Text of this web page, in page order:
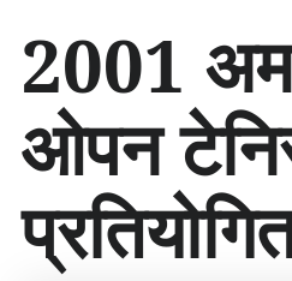
म
ग्री
प
जा
एँ
2001
ओपन